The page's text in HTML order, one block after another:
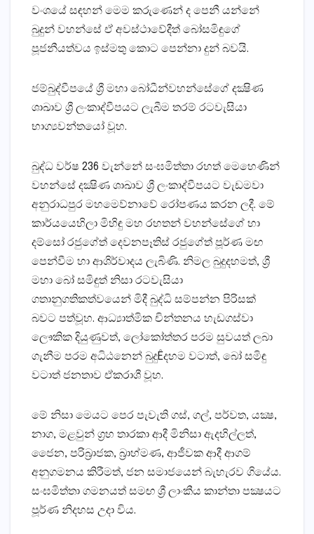
වංශයේ සඳහන් මෙම කරුණෙන් ද පෙනී යන්නේ
බුදුන් වහන්සේ ඒ අවස්‌ථාවේදීත් බෝසමිඳුගේ
පූජනීයත්වය ඉස්‌මතු කොට පෙන්නා දුන් බවයි.
ජම්බුද්වීපයේ ශ්‍රී මහා බෝධීන්වහන්සේගේ දක්‍ෂිණ
ශාඛාව ශ්‍රී ලංකාද්වීපයට ලැබීම තරම් රටවැසියා
භාග්‍යවන්තයෝ වූහ.
බුද්ධ වර්ෂ 236 වැන්නේ සංඝමිත්තා රහත් මෙහෙණින්
වහන්සේ දක්‍ෂිණ ශාඛාව ශ්‍රී ලංකාද්වීපයට වැඩමවා
අනුරාධපුර මහමෙව්නාවේ රෝපණය කරන ලදී. මේ
කාර්යයෙහිලා මිහිඳු මහ රහතන් වහන්සේගේ හා
දම්සෝ රජුගේත් දෙවනපෑතිස්‌ රජුගේත් පූර්ණ මඟ
පෙන්වීම හා ආශිර්වාදය ලැබිණි. නිමල බුදුදහමත්, ශ්‍රී
මහා බෝ සමිඳුත් නිසා රටවැසියා
ගතානුගතිකත්වයෙන් මිදී බුද්ධි සම්පන්න පිරිසක්‌
බවට පත්වූහ. ආධ්‍යාත්මික චින්තනය හැඩගස්‌වා
ලෞකික දියුණුවත්, ලෝකෝත්තර පරම සුවයත් ලබා
ගැනීම පරම අධිඨනෙන් බුදුÊදහම වටාත්, බෝ සමිඳු
වටාත් ජනතාව ඒකරාශී වූහ.
මේ නිසා මෙයට පෙර පැවැති ගස්‌, ගල්, පර්වත, යක්‍ෂ,
නාග, මළවුන් ග්‍රහ තාරකා ආදී මිනිසා ඇදහිල්ලත්,
ජෛන, පරිබ්‍රාජක, බ්‍රාහ්මණ, ආජීවක ආදී ආගම්
අනුගමනය කිරීමත්, ජන සමාජයෙන් බැහැරව ගියේය.
සංඝමිත්තා ගමනයත් සමඟ ශ්‍රී ලාංකීය කාන්තා පක්‍ෂයට
පූර්ණ නිදහස උදා විය.